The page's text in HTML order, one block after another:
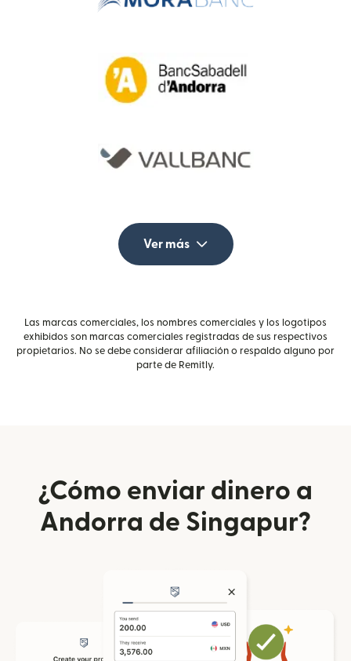
Ver más
Las marcas comerciales, los nombres comerciales y los logotipos
exhibidos son marcas comerciales registradas de sus respectivos
propietarios. No se debe considerar afiliación o respaldo alguno por
parte de Remitly.
¿Cómo enviar dinero a
Andorra de Singapur?